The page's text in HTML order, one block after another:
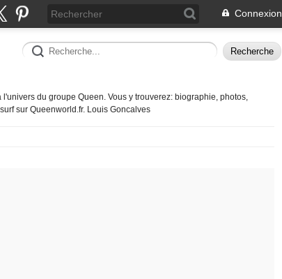
Connexion
du groupe Queen. Vous y trouverez: biographie, photos,
sur Queenworld.fr. Louis Goncalves